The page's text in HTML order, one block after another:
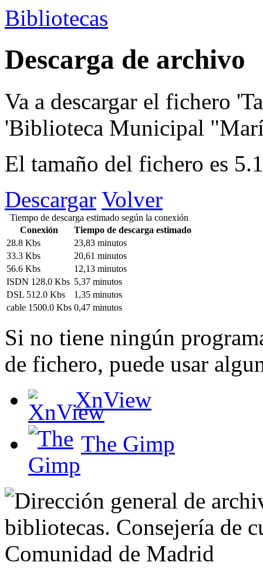
Bibliotecas
Descarga de archivo
Va a descargar el fichero
'Biblioteca Municipal
El tamaño del fichero es
Descargar Volver
Tiempo de descarga estimado según la conexión
Conexión
Tiempo de descarga estimado
28.8 Kbs
23,83 minutos
33.3 Kbs
20,61 minutos
56.6 Kbs
12,13 minutos
ISDN 128.0 Kbs 5,37 minutos
DSL 512.0 Kbs
1,35 minutos
cable 1500.0 Kbs 0,47 minutos
Si no tiene ningún
de fichero, puede usar
XnView
The Gimp